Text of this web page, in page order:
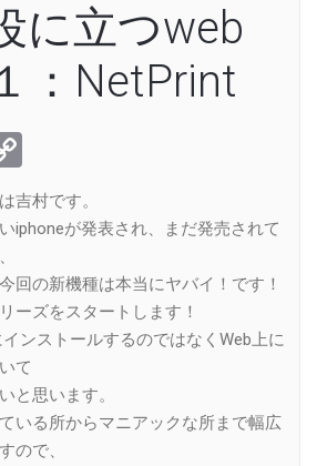
に立つweb
：NetPrint
Link
吉村です。
iphoneが発表され、まだ発売されて
回の新機種は本当にヤバイ！です！
ーズをスタートします！
ンストールするのではなくWeb上に
て
と思います。
いる所からマニアックな所まで幅広
ので、